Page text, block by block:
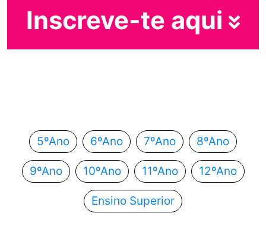
Inscreve-te aqui
5ºAno 6ºAno 7ºAno 8ºAno
9ºAno 10ºAno 11ºAno 12ºAno
Ensino Superior